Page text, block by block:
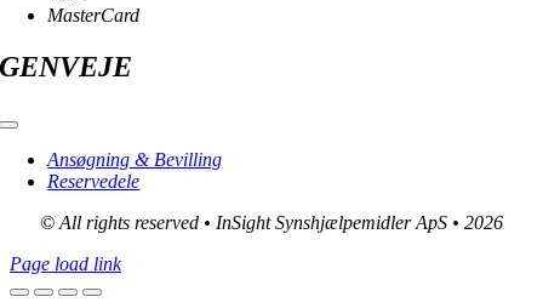
MasterCard
GENVEJE
Toggle
NavigationAnsøgning & Bevilling
Reservedele
© All rights reserved • InSight Synshjælpemidler ApS • 2026
Page load link